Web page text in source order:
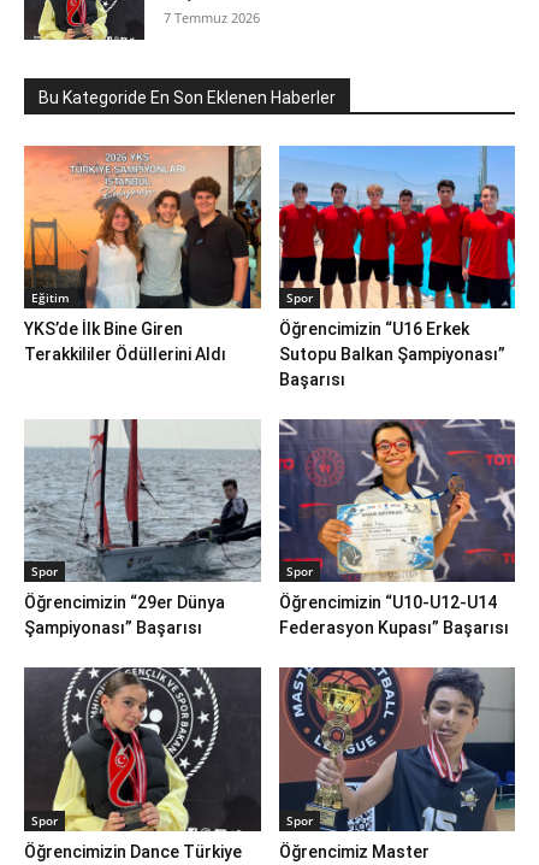
7 Temmuz 2026
Bu Kategoride En Son Eklenen Haberler
Eğitim
YKS’de İlk Bine Giren
Terakkililer Ödüllerini Aldı
Spor
Öğrencimizin “U16 Erkek
Sutopu Balkan Şampiyonası”
Başarısı
Spor
Öğrencimizin “29er Dünya
Şampiyonası” Başarısı
Spor
Öğrencimizin “U10-U12-U14
Federasyon Kupası” Başarısı
Spor
Öğrencimizin Dance Türkiye
Spor
Öğrencimiz Master